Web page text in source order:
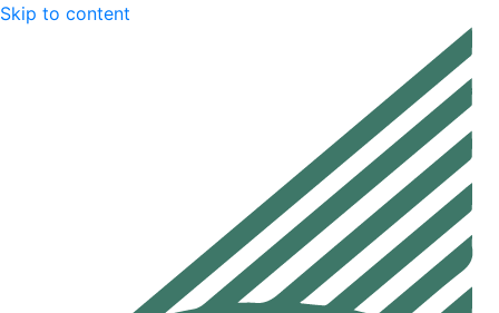
Skip to content